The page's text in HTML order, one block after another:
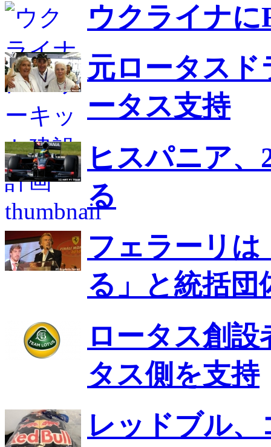
ウクライナ
元ロータス
ータス支持
ヒスパニア
る
フェラーリ
る」と統括団
ロータス創
タス側を支持
レッドブル